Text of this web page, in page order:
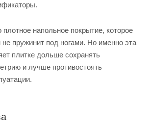
напольное покрытие, которое
не пружинит под ногами. Но именно эта
плитке дольше сохранять
и лучше противостоять